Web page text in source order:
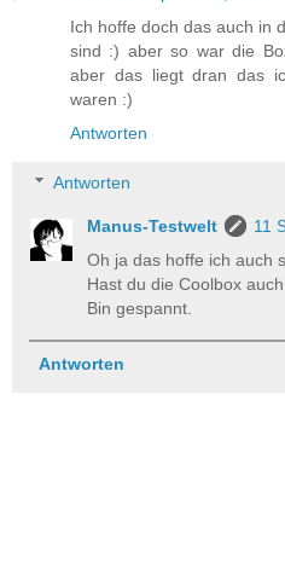
Ich hoffe doch das auch in
sind :) aber so war die
aber das liegt dran das
waren :)
Antworten
Antworten
Manus-Testwelt
11
Oh ja das hoffe ich auch
Hast du die Coolbox
Bin gespannt.
Antworten